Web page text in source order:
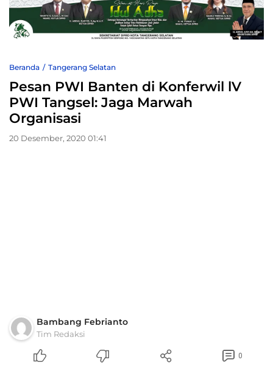
Beranda Tangerang Selatan
Pesan PWI Banten di Konferwil lV
PWI Tangsel: Jaga Marwah
Organisasi
20 Desember, 2020 01:41
Bambang Febrianto
Tim Redaksi
0